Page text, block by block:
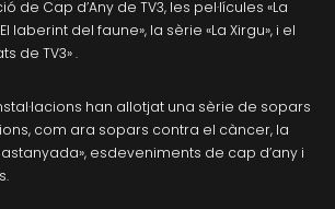
de Cap d’Any de TV3, les pel·lícules «La
laberint del faune», la sèrie «La Xirgu», i el
de TV3» .
han allotjat una sèrie de sopars
com ara sopars contra el càncer, la
esdeveniments de cap d’any i